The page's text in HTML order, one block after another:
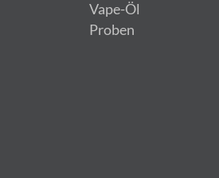
Vape-Öl
Proben